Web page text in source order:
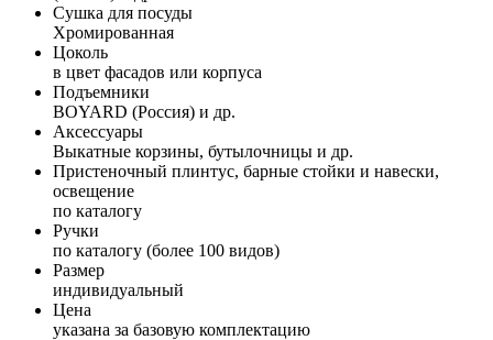
Сушка для посуды
Хромированная
Цоколь
в цвет фасадов или корпуса
Подъемники
BOYARD (Россия) и др.
Аксессуары
Выкатные корзины, бутылочницы и др.
Пристеночный плинтус, барные стойки и навески,
освещение
по каталогу
Ручки
по каталогу (более 100 видов)
Размер
индивидуальный
Цена
указана за базовую комплектацию